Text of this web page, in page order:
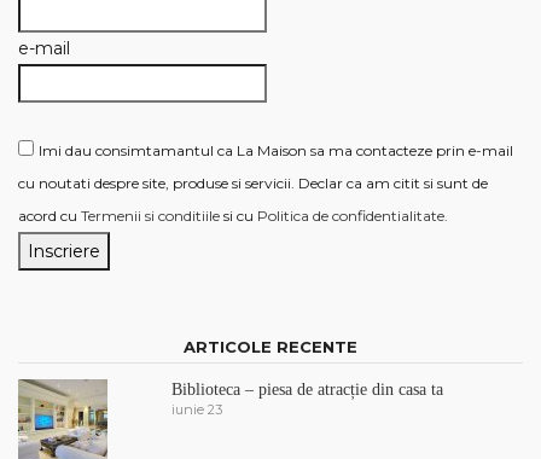
e-mail
Imi dau consimtamantul ca La Maison sa ma contacteze prin e-mail
cu noutati despre site, produse si servicii. Declar ca am citit si sunt de
acord cu Termenii si conditiile si cu Politica de confidentialitate
ARTICOLE RECENTE
Biblioteca – piesa de atracție din casa ta
iunie 23